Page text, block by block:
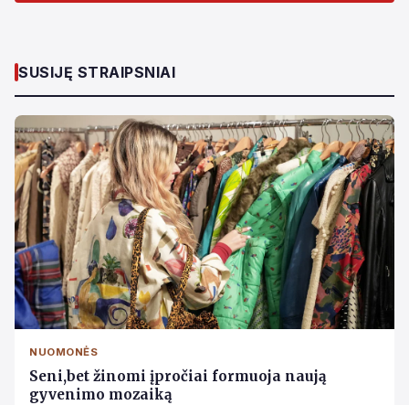
SUSIJĘ STRAIPSNIAI
NUOMONĖS
Seni,bet žinomi įpročiai formuoja naują
gyvenimo mozaiką